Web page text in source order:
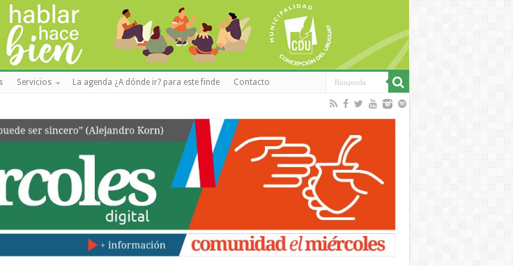
Servicios La agenda ¿A dónde ir? para este finde Contacto